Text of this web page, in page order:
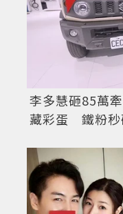
李多慧砸85萬
藏彩蛋 鐵粉秒